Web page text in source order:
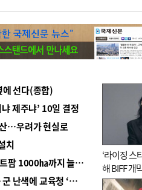
선다(종합)
제주냐’ 10일 결정
…우려가 현실로
치
■ 경남 농정 비전 ‘잘 사는 농촌’…스마트팜 1000㏊까지 늘린다
■ 교육혁신선도지 공모 코앞인데…구·군 난색에 교육청 ‘쩔쩔’
‘라이징 스
해 BIFF 개